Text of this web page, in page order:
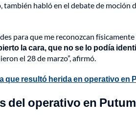
habló en el debate de moción
para que me reconozcan físicamente
la cara, que no se lo podía
el 28 de marzo”, afirmó.
que resultó herida en operativo en
del operativo en